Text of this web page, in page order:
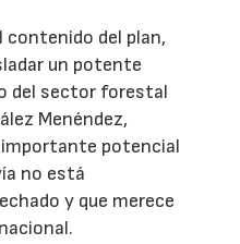
contenido del plan,
un potente
del sector forestal
Menéndez,
potencial
no está
y que merece